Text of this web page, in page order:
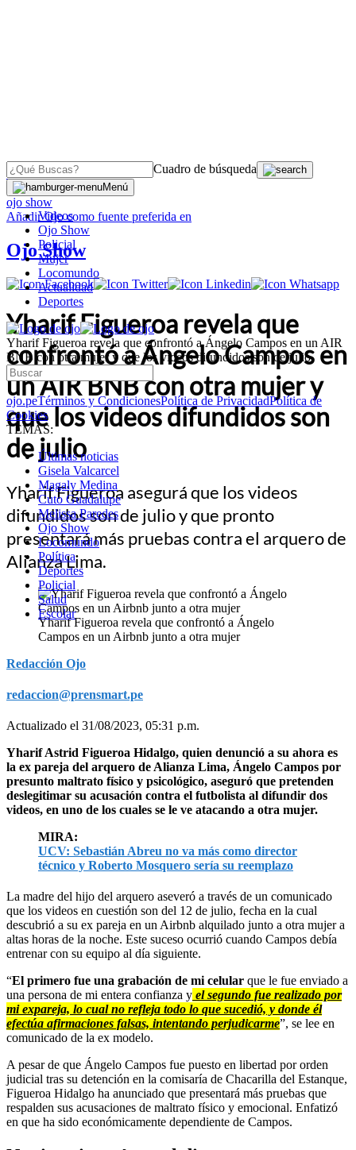
Cuadro de búsqueda
Menú
Videos
Ojo Show
Policial
Mujer
Locomundo
Actualidad
Deportes
Yharif Figueroa revela que confrontó a Ángelo Campos en un AIR
BNB con otra mujer y que los videos difundidos son de julio
ojo.peTérminos y CondicionesPolítica de PrivacidadPolítica de
Cookies
TEMAS:
Últimas noticias
Gisela Valcarcel
Magaly Medina
Cuto Guadalupe
Melissa Paredes
Ojo Show
Locomundo
Política
Deportes
Policial
Salud
Escolar
OJO
ojo show
AñadirOjocomo fuente preferida en
Ojo Show
Yharif Figueroa revela que
confrontó a Ángelo Campos en
un AIR BNB con otra mujer y
que los videos difundidos son
de julio
Yharif Figueroa asegurá que los videos
difundidos son de julio y que pronto
presentará más pruebas contra el arquero de
Alianza Lima.
Yharif Figueroa revela que confrontó a Ángelo
Campos en un Airbnb junto a otra mujer
Redacción Ojo
redaccion@prensmart.pe
Actualizado el 31/08/2023, 05:31 p.m.
Yharif Astrid Figueroa Hidalgo, quien denunció a su ahora es
la ex pareja del arquero de Alianza Lima, Ángelo Campos por
presunto maltrato físico y psicológico, aseguró que pretenden
deslegitimar su acusación contra el futbolista al difundir dos
videos, en uno de los cuales se le ve atacando a otra mujer.
MIRA:
UCV: Sebastián Abreu no va más como director
técnico y Roberto Mosquero sería su reemplazo
La madre del hijo del arquero aseveró a través de un comunicado
que los videos en cuestión son del 12 de julio, fecha en la cual
descubrió a su ex pareja en un Airbnb alquilado junto a otra mujer a
altas horas de la noche. Este suceso ocurrió cuando Campos debía
entrenar con su equipo al día siguiente.
“El primero fue una grabación de mi celular que le fue enviado a
una persona de mi entera confianza y el segundo fue realizado por
mi expareja, lo cual no refleja todo lo que sucedió, y donde él
efectúa afirmaciones falsas, intentando perjudicarme”, se lee en
comunicado de la ex modelo.
A pesar de que Ángelo Campos fue puesto en libertad por orden
judicial tras su detención en la comisaría de Chacarilla del Estanque,
Figueroa Hidalgo ha anunciado que presentará más pruebas que
respalden sus acusaciones de maltrato físico y emocional. Enfatizó
en que ha sido económicamente dependiente de Campos.